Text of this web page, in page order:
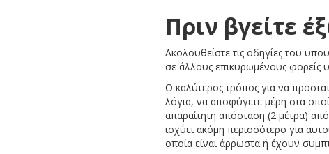
Πριν βγείτε
Ακολουθείστε τις οδηγίες του
σε άλλους επικυρωμένους φορείς
Ο καλύτερος τρόπος για να
λόγια, να αποφύγετε μέρη στα
απαραίτητη απόσταση (2 μέτρα)
ισχύει ακόμη περισσότερο για
οποία είναι άρρωστα ή έχουν